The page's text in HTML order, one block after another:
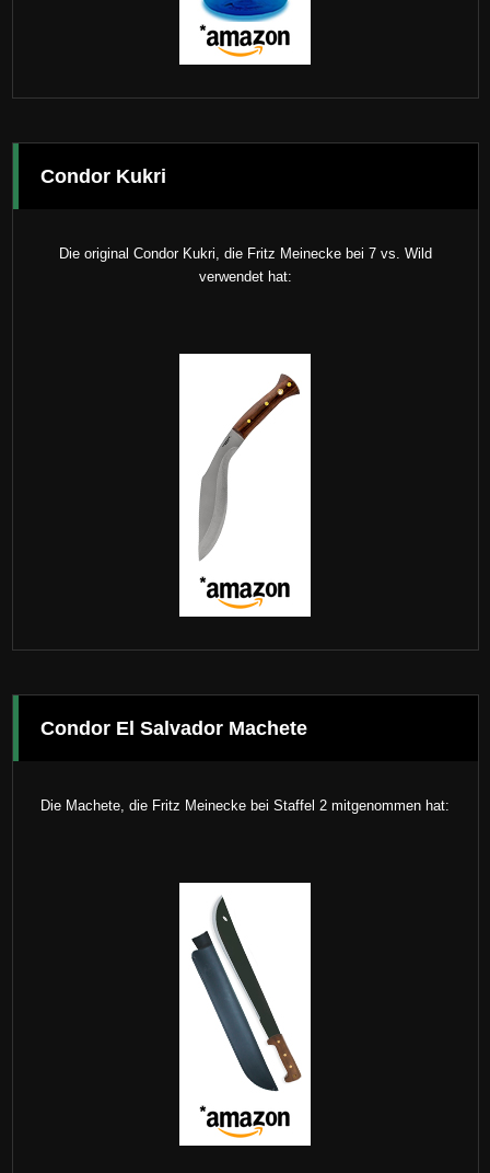
Condor Kukri
Die original Condor Kukri, die Fritz Meinecke bei 7 vs. Wild
verwendet hat:
Condor El Salvador Machete
Die Machete, die Fritz Meinecke bei Staffel 2 mitgenommen hat: